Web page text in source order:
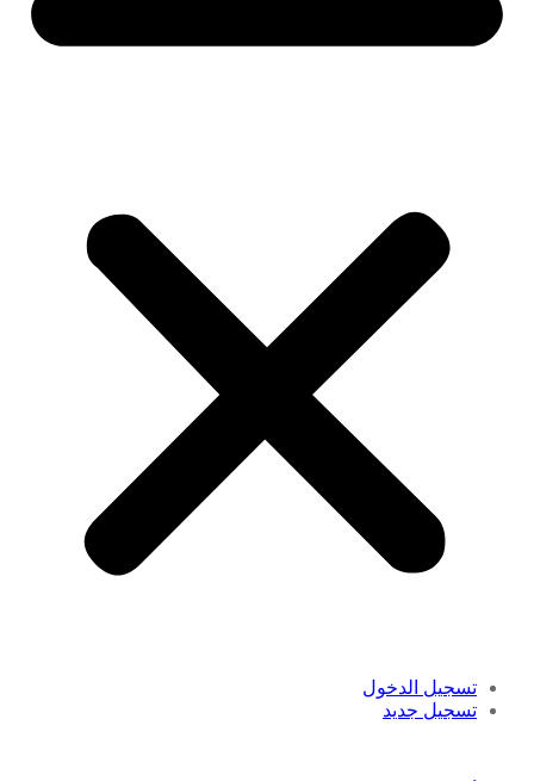
تسجيل الدخول
تسجيل جديد